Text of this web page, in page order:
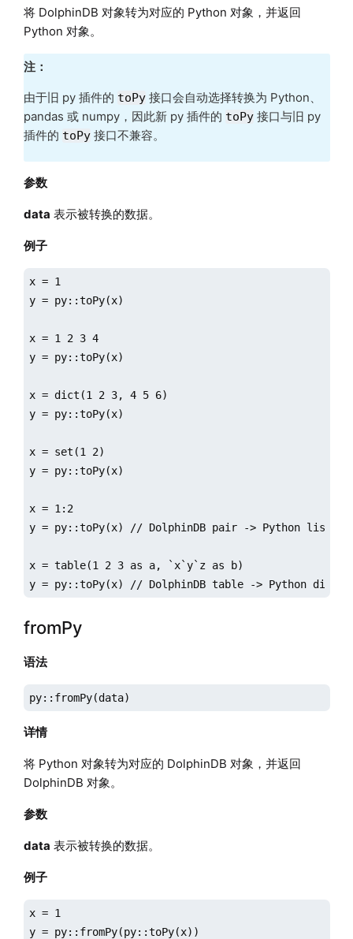
将 DolphinDB 对象转为对应的 Python 对象，并返回
Python 对象。
注：
由于旧 py 插件的 toPy接口会自动选择转换为 Python、
pandas 或 numpy，因此新 py 插件的 toPy接口与旧 py
插件的 toPy接口不兼容。
参数
data 表示被转换的数据。
例子
x = 1
y = py::toPy(x)
x = 1 2 3 4
y = py::toPy(x)
x = dict(1 2 3, 4 5 6)
y = py::toPy(x)
x = set(1 2)
y = py::toPy(x)
x = 1:2
y = py::toPy(x) // DolphinDB pair -> Python list
x = table(1 2 3 as a, `x`y`z as b)
y = py::toPy(x) // DolphinDB table -> Python dict
fromPy
语法
py::fromPy(data)
详情
将 Python 对象转为对应的 DolphinDB 对象，并返回
DolphinDB 对象。
参数
data 表示被转换的数据。
例子
x = 1
y = py::fromPy(py::toPy(x))